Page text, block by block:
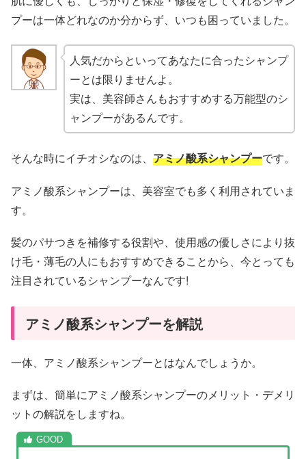
プーは一体どれなのか分からず、いつも困っていました。
人気だからといってあなたに合ったシャンプ
ーとは限りませんよ。
実は、美容師さんもおすすめする万能型のシ
ャンプーがあるんです。
そんな時にイチオシなのは、 アミノ酸系シャンプーです。
アミノ酸系シャンプーは、美容室でも多く利用されていま
す。
髪のパサつきを補修する役割や、使用感の優しさにより抜
け毛・薄毛の人にもおすすめできることから、今とっても
注目されているシャンプーなんです!
アミノ酸系シャンプーを解説
一体、アミノ酸系シャンプーとはなんでしょうか。
まずは、簡単にアミノ酸系シャンプーのメリット・デメリ
ットの解説をしますね。